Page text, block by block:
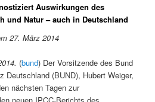
Auswirkungen des
und Natur – auch in Deutschland
27. März 2014
(bund) Der Vorsitzende des Bund
Deutschland (BUND), Hubert Weiger,
nächsten Tagen zur